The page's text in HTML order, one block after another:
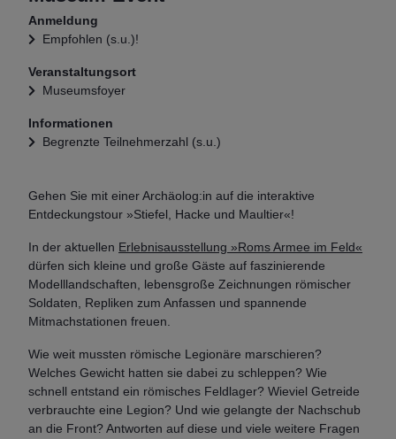
Gehen Sie mit einer Archäolog:in auf die interaktive
Entdeckungstour »Stiefel, Hacke und Maultier«!
In der aktuellen Erlebnisausstellung »Roms Armee im Feld«
dürfen sich kleine und große Gäste auf faszinierende
Modelllandschaften, lebensgroße Zeichnungen römischer
Soldaten, Repliken zum Anfassen und spannende
Mitmachstationen freuen.
Wie weit mussten römische Legionäre marschieren?
Welches Gewicht hatten sie dabei zu schleppen? Wie
schnell entstand ein römisches Feldlager? Wieviel Getreide
verbrauchte eine Legion? Und wie gelangte der Nachschub
an die Front? Antworten auf diese und viele weitere Fragen
Anmeldung
Empfohlen (s.u.)!
Veranstaltungsort
Museumsfoyer
Informationen
Begrenzte Teilnehmerzahl (s.u.)